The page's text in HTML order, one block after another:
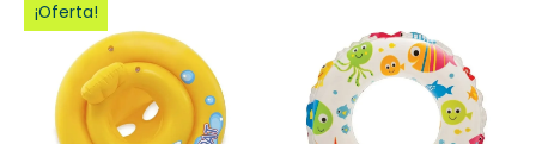
¡Oferta!